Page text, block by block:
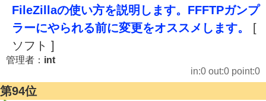
FileZillaの使い方を説明します。FFFTPガンプ
ラーにやられる前に変更をオススメします。
[
ソフト ]
管理者： int
in:0 out:0 point:0
第94位